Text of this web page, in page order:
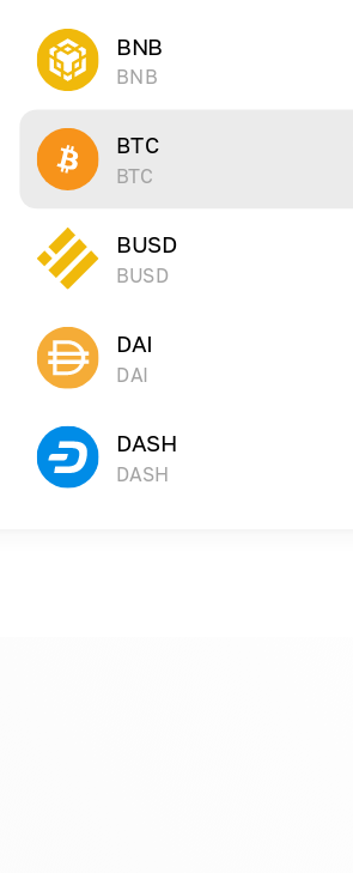
BNB
BNB
BTC
BTC
BUSD
BUSD
DAI
DAI
DASH
DASH